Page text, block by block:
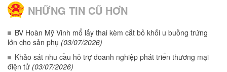
NHỮNG TIN CŨ HƠN
BV Hoàn Mỹ Vinh mổ lấy thai kèm cắt bỏ khối u buồng trứng
lớn cho sản phụ (03/07/2026)
Khảo sát nhu cầu hỗ trợ doanh nghiệp phát triển thương mại
điện tử (03/07/2026)